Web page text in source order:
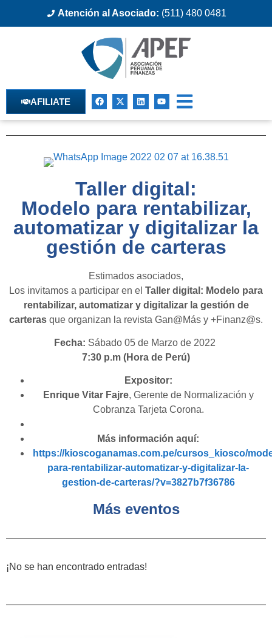
Atención al Asociado: (511) 480 0481
AFILIATE
Taller digital:
Modelo para rentabilizar,
automatizar y digitalizar la
gestión de carteras
Estimados asociados,
Los invitamos a participar en el Taller digital: Modelo para
rentabilizar, automatizar y digitalizar la gestión de
carteras que organizan la revista Gan@Más y +Finanz@s.
Fecha: Sábado 05 de Marzo de 2022
7:30 p.m (Hora de Perú)
Expositor:
Enrique Vitar Fajre, Gerente de Normalización y
Cobranza Tarjeta Corona.
Más información aquí:
https://kioscoganamas.com.pe/cursos_kiosco/
para-rentabilizar-automatizar-y-digitalizar-la-
gestion-de-carteras/?v=3827b7f36786
Más eventos
¡No se han encontrado entradas!